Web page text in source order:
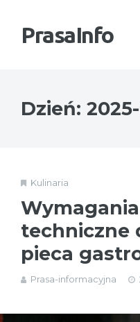
PrasaInfo
Dzień:
Kulinaria
techniczne
pieca
Prasa-informacyjna